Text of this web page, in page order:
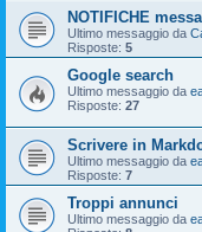
NOTIFICHE
Ultimo messaggio da
Risposte: 5
Google search
Ultimo messaggio da
Risposte: 27
Scrivere in
Ultimo messaggio da
Risposte: 7
Troppi annunci
Ultimo messaggio da